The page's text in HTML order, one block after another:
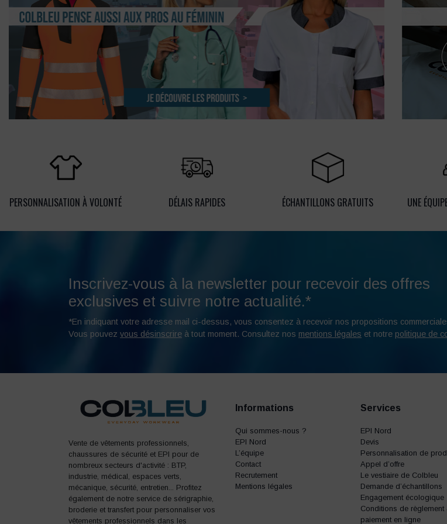
PERSONNALISATION À VOLONTÉ DÉLAIS RAPIDES ÉCHANTILLONS GRATUITS UNE
Inscrivez-vous à la newsletter pour recevoir des offres
exclusives et suivre notre actualité.*
*En indiquant votre adresse mail ci-dessus, vous consentez à recevoir nos propositions
Vous pouvez vous désinscrire à tout moment. Consultez nos mentions légales et notre politique de
Vente de vêtements professionnels,
chaussures de sécurité et EPI pour de
nombreux secteurs d'activité : BTP,
industrie, médical, espaces verts,
mécanique, sécurité, entretien... Profitez
également de notre service de sérigraphie,
broderie et transfert pour personnaliser vos
vêtements professionnels dans les
Informations
Qui sommes-nous ?
EPI Nord
L’équipe
Contact
Recrutement
Mentions légales
Services
EPI Nord
Devis
Personnalisation de
Appel d’offre
Le vestiaire de Colbleu
Demande d’échantillons
Engagement écologique
Conditions de règlement
paiement en ligne